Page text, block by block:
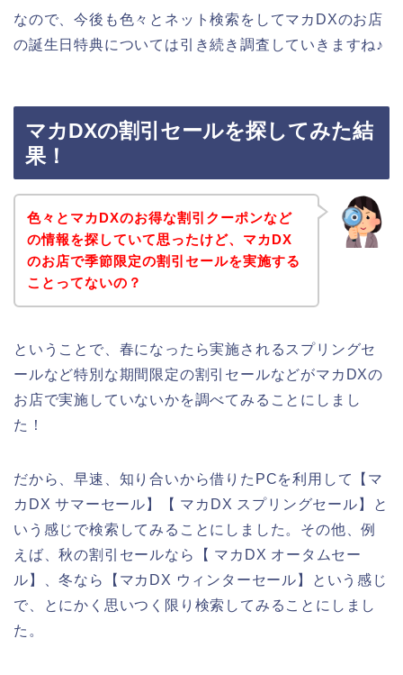
なので、今後も色々とネット検索をしてマカDXのお店
の誕生日特典については引き続き調査していきますね♪
マカDXの割引セールを探してみた結
果！
色々とマカDXのお得な割引クーポンなど
の情報を探していて思ったけど、マカDX
のお店で季節限定の割引セールを実施する
ことってないの？
ということで、春になったら実施されるスプリングセ
ールなど特別な期間限定の割引セールなどがマカDXの
お店で実施していないかを調べてみることにしまし
た！
だから、早速、知り合いから借りたPCを利用して【マ
カDX サマーセール】【 マカDX スプリングセール】と
いう感じで検索してみることにしました。その他、例
えば、秋の割引セールなら【 マカDX オータムセー
ル】、冬なら【マカDX ウィンターセール】という感じ
で、とにかく思いつく限り検索してみることにしまし
た。